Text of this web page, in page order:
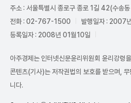
주소 : 서울특별시 종로구 종로 1길 42(수송
전화 : 02-767-1500
발행일자 : 2007
등록일자 : 2008년 01월10일
아주경제는 인터넷신문윤리위원회 윤리강령
콘텐츠(기사)는 저작권법의 보호를 받으며,
니다.